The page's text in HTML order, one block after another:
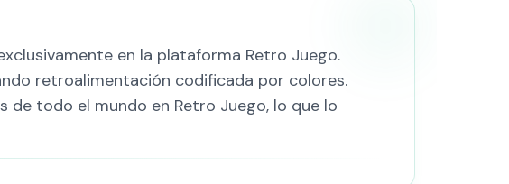
en la plataforma Retro Juego.
retroalimentación codificada por colores.
todo el mundo en Retro Juego, lo que lo